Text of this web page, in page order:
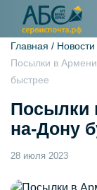
Главная / Новости
Посылки в
быстрее
Посылки
на-Дону
28 июля 2023